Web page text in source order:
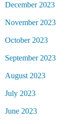
December 2023
November 2023
October 2023
September 2023
August 2023
July 2023
June 2023